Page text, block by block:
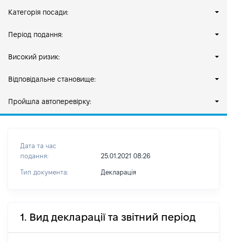
Категорія посади:
Період подання:
Високий ризик:
Відповідальне становище:
Пройшла автоперевірку:
Дата та час
подання:
25.01.2021 08:26
Тип документа: Декларація
1. Вид декларації та звітний період